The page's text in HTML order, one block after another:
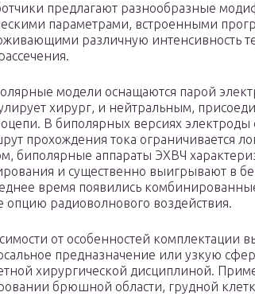
предлагают разнообразные
параметрами, встроенными
различную интенсивность
модели оснащаются парой
хирург, и нейтральным,
В биполярных версиях
прохождения тока ограничивается
биполярные аппараты ЭХВЧ
и существенно выигрывают в
время появились
опцию радиоволнового воздействия.
от особенностей комплектации
предназначение или узкую
хирургической дисциплиной.
брюшной области, грудной